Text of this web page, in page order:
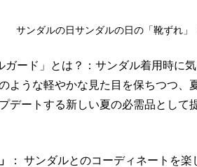
サンダルの日サンダルの日の「靴ずれ
ガード」とは？：サンダル着用時に
ような軽やかな見た目を保ちつつ、
デートする新しい夏の必需品とし
： サンダルとのコーディネートを